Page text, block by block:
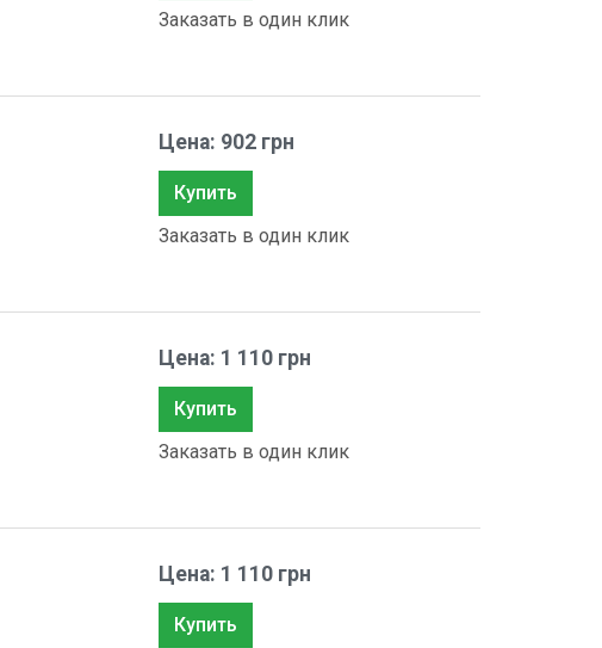
Заказать в один клик
Цена: 902 грн
Купить
Заказать в один клик
Цена: 1 110 грн
Купить
Заказать в один клик
Цена: 1 110 грн
Купить